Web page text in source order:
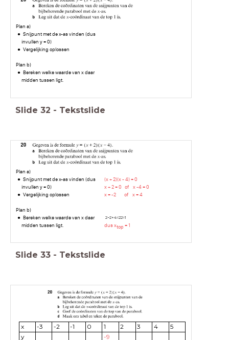
Plan a)
Snijpunt met de x-as vinden (dus
invullen y = 0)
Vergelijking oplossen
Plan b)
Bereken welke waarde van x daar
midden tussen ligt.
Slide 32 - Tekstslide
Plan a)
Snijpunt met de x-as vinden (dus
invullen y = 0)
Vergelijking oplossen
Plan b)
Bereken welke waarde van x daar
midden tussen ligt.
(x + 2)(x - 4) = 0
x + 2 = 0 of x -4 = 0
x = -2 of x = 4
dus xtop = 1
2−2+4=22=1
Slide 33 - Tekstslide
x -3 -2 -1 0 1 2 3 4
5
y
-9